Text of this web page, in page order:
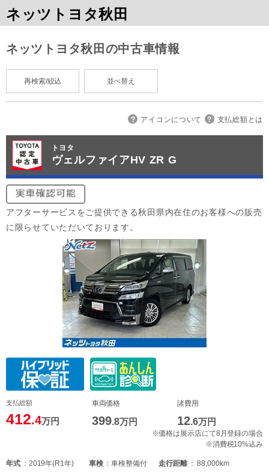
ネッツトヨタ秋田
ネッツトヨタ秋田の中古車情報
再検索/絞込 並べ替え
アイコンについて 支払総額とは
トヨタ
ヴェルファイアHV ZR G
アフターサービスをご提供できる秋田県内在住のお客様への販売
に限らせていただいております。
支払総額
412.4万円
車両価格
399.8万円
諸費用
12.6万円
※価格は展示店にて8月登録の場合
※消費税10%込み
年式 2019年(R1年) 車検 車検整備付 走行距離
88,000km